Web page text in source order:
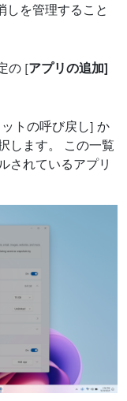
しを管理すること
の [アプリの追加]
トの呼び戻し] か
します。 この一覧
されているアプリ